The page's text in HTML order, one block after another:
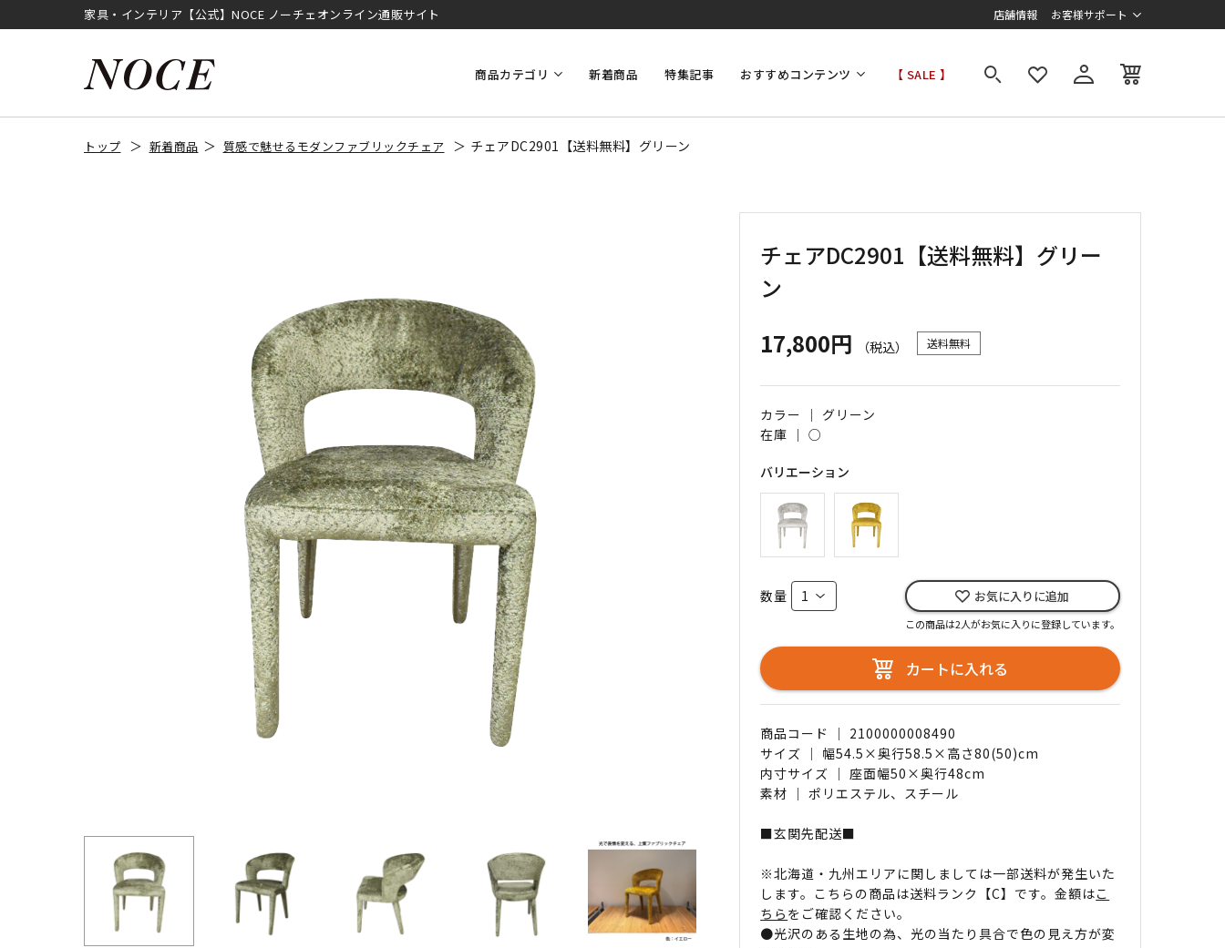
家具・インテリア【公式】NOCE ノーチェオンライン通販サイト 店舗情報 お客様サポート
商品カテゴリ 新着商品 特集記事 おすすめコンテンツ 【 SALE 】
トップ 新着商品 質感で魅せるモダンファブリックチェア チェアDC2901【送料無料】グリーン
チェアDC2901【送料無料】グリー
ン
17,800円
（税込） 送料無料
カラー ｜ グリーン
在庫 ｜○
バリエーション
数量 お気に入りに追加
この商品は2人がお気に入りに登録しています。
カートに入れる
商品コード ｜ 2100000008490
サイズ ｜ 幅54.5×奥行58.5×高さ80(50)cm
内寸サイズ ｜ 座面幅50×奥行48cm
素材 ｜ ポリエステル、スチール
■玄関先配送■
※北海道・九州エリアに関しましては一部送料が発生いた
します。こちらの商品は送料ランク【C】です。金額はこ
ちら をご確認ください。
●光沢のある生地の為、光の当たり具合で色の見え方が変